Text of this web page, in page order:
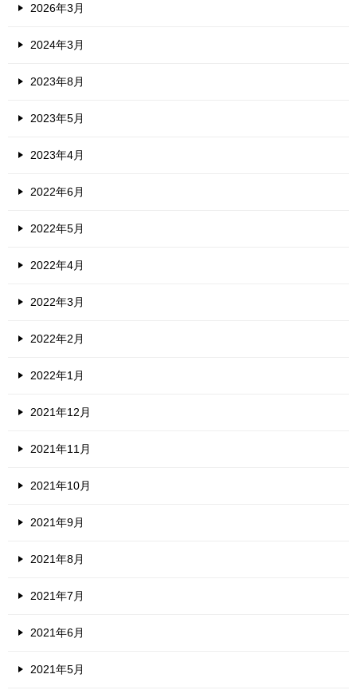
2026年3月
2024年3月
2023年8月
2023年5月
2023年4月
2022年6月
2022年5月
2022年4月
2022年3月
2022年2月
2022年1月
2021年12月
2021年11月
2021年10月
2021年9月
2021年8月
2021年7月
2021年6月
2021年5月